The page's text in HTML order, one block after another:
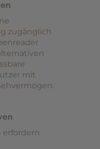
zugänglich
mit
erfordern